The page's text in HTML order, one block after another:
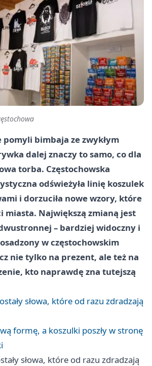
bimbaja ze zwykłym
dalej znaczy to samo, co dla
torba. Częstochowska
odświeżyła linię koszulek
i dorzuciła nowe wzory, które
miasta. Największą zmianą jest
– bardziej widoczny i
w częstochowskim
nie tylko na prezent, ale też na
kto naprawdę zna tutejszą
słowa, które od razu zdradzają
formę, a koszulki poszły w stronę
słowa, które od razu zdradzają